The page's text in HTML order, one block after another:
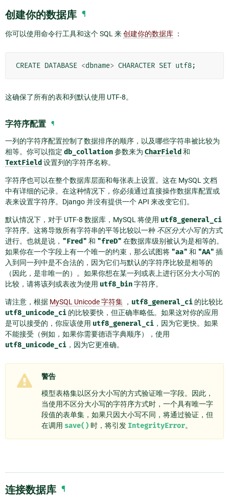
创建你的数据库 ¶
你可以使用命令行工具和这个 SQL 来创建你的数据库 ：
CREATE DATABASE <dbname> CHARACTER SET utf8;
这确保了所有的表和列默认使用 UTF-8。
字符序配置 ¶
一列的字符序配置控制了数据排序的顺序，以及哪些字符串被比较为
相等。你可以指定 db_collation参数来为 CharField 和
TextField 设置列的字符序名称。
字符序也可以在整个数据库层面和每张表上设置。这在 MySQL 文档
中有详细的记录。在这种情况下，你必须通过直接操作数据库配置或
表来设置字符序。Django 并没有提供一个 API 来改变它们。
默认情况下，对于 UTF-8 数据库，MySQL 将使用 utf8_general_ci
字符序。这将导致所有字符串的平等比较以一种 不区分大小写的方式
进行。也就是说， "Fred" 和 "freD" 在数据库级别被认为是相等的。
如果你在一个字段上有一个唯一的约束，那么试图将 "aa" 和 "AA" 插
入到同一列中是不合法的，因为它们与默认的字符序比较是相等的
（因此，是非唯一的）。如果你想在某一列或表上进行区分大小写的
比较，请将该列或表改为使用 utf8_bin字符序。
请注意，根据 MySQL Unicode 字符集 ， utf8_general_ci 的比较比
utf8_unicode_ci 的比较要快，但正确率略低。如果这对你的应用
是可以接受的，你应该使用 utf8_general_ci ，因为它更快。如果
不能接受（例如，如果你需要德语字典顺序），使用
utf8_unicode_ci ，因为它更准确。
警告
模型表格集以区分大小写的方式验证唯一字段。因此，
当使用不区分大小写的字符序方式时，一个具有唯一字
段值的表单集，如果只因大小写不同，将通过验证，但
在调用 save() 时，将引发 IntegrityError。
连接数据库 ¶